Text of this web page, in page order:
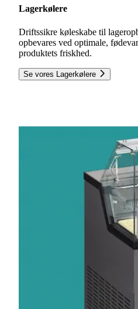
Lagerkølere
Driftssikre køleskabe til
opbevares ved optimale,
produktets friskhed.
Se vores Lagerkølere